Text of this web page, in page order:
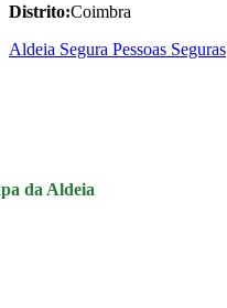
Distrito:Coimbra
Aldeia Segura Pessoas Seguras
da Aldeia